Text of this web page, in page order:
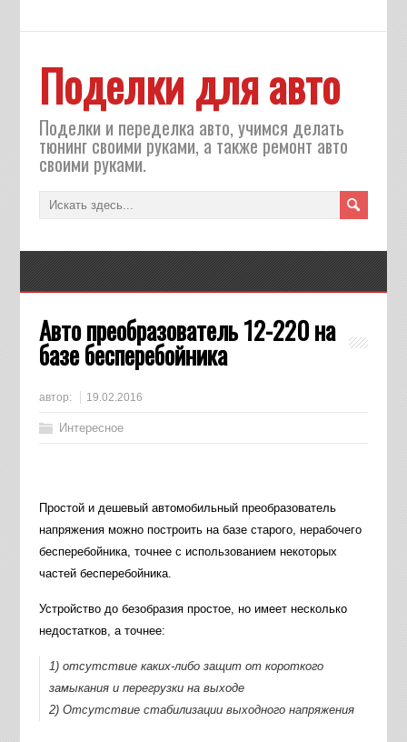
Поделки для авто
Поделки и переделка авто, учимся делать
тюнинг своими руками, а также ремонт авто
своими руками.
Авто преобразователь 12-220 на
базе бесперебойника
автор: 19.02.2016
Интересное
Простой и дешевый автомобильный преобразователь
напряжения можно построить на базе старого, нерабочего
бесперебойника, точнее с использованием некоторых
частей бесперебойника.
Устройство до безобразия простое, но имеет несколько
недостатков, а точнее:
1) отсутствие каких-либо защит от короткого
замыкания и перегрузки на выходе
2) Отсутствие стабилизации выходного напряжения